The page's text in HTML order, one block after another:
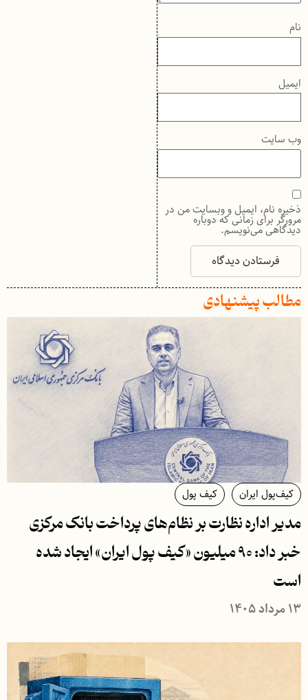
نام
ایمیل
وب‌ سایت
ذخیره نام، ایمیل و وبسایت من در
مرورگر برای زمانی که دوباره
دیدگاهی می‌نویسم.
مطالب پیشنهادی
کیف‌پول ایران کیف پول
مدیر اداره نظارت بر نظام‌های پرداخت بانک مرکزی
خبر داد: ۹۰ میلیون «کیف پول ایران» ایجاد شده
است
۱۳ مرداد ۱۴۰۵